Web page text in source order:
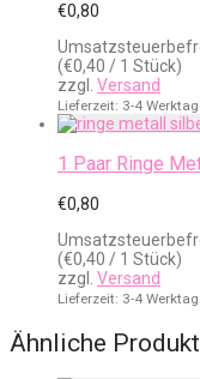
€0,80
(€0,40 / 1 Stück)
zzgl. Versand
Lieferzeit: 3-4
1 Paar Ringe
€0,80
(€0,40 / 1 Stück)
zzgl. Versand
Lieferzeit: 3-4
Ähnliche